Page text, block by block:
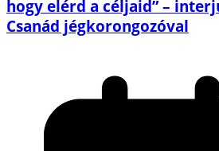
hogy elérd a céljaid” –
Csanád jégkorongozóval